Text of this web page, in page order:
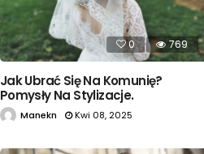
0 769
Jak Ubrać Się Na Komunię?
Pomysły Na Stylizacje.
Manekn Kwi 08, 2025